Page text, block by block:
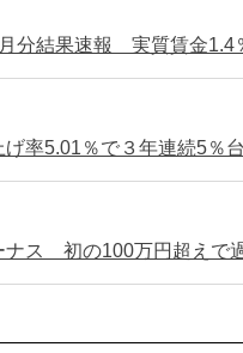
分結果速報 実質賃金1.4
ス 初の100万円超えで